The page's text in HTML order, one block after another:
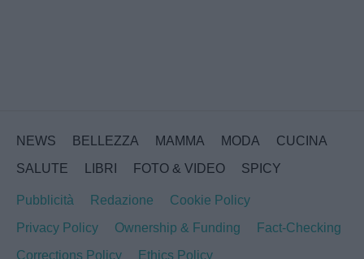
NEWS BELLEZZA MAMMA MODA
CUCINA
SALUTE
LIBRI FOTO & VIDEO SPICY
Pubblicità Redazione
Cookie Policy
Privacy Policy
Ownership & Funding
Fact-Checking
Corrections Policy
Ethics Policy